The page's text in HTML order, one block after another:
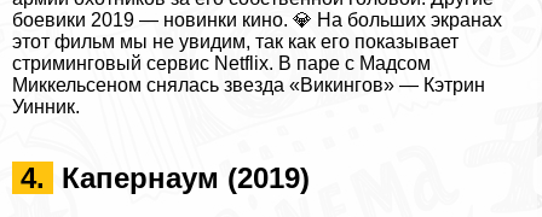
боевики 2019 — новинки кино. 💎 На больших экранах
этот фильм мы не увидим, так как его показывает
стриминговый сервис Netflix. В паре с Мадсом
Миккельсеном снялась звезда «Викингов» — Кэтрин
Уинник.
4. Капернаум (2019)